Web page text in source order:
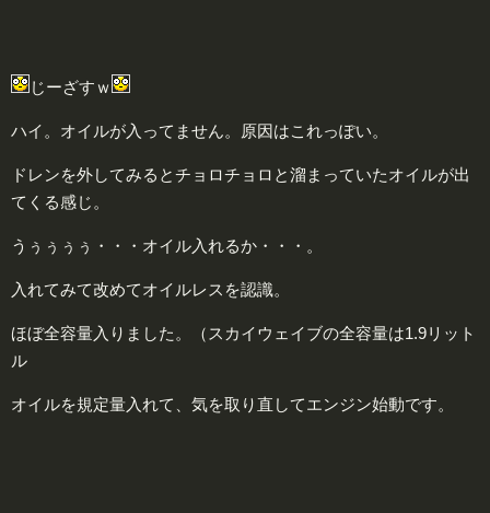
じーざすｗ
ハイ。オイルが入ってません。原因はこれっぽい。
ドレンを外してみるとチョロチョロと溜まっていたオイルが出
てくる感じ。
うぅぅぅぅ・・・オイル入れるか・・・。
入れてみて改めてオイルレスを認識。
ほぼ全容量入りました。（スカイウェイブの全容量は1.9リット
ル
オイルを規定量入れて、気を取り直してエンジン始動です。